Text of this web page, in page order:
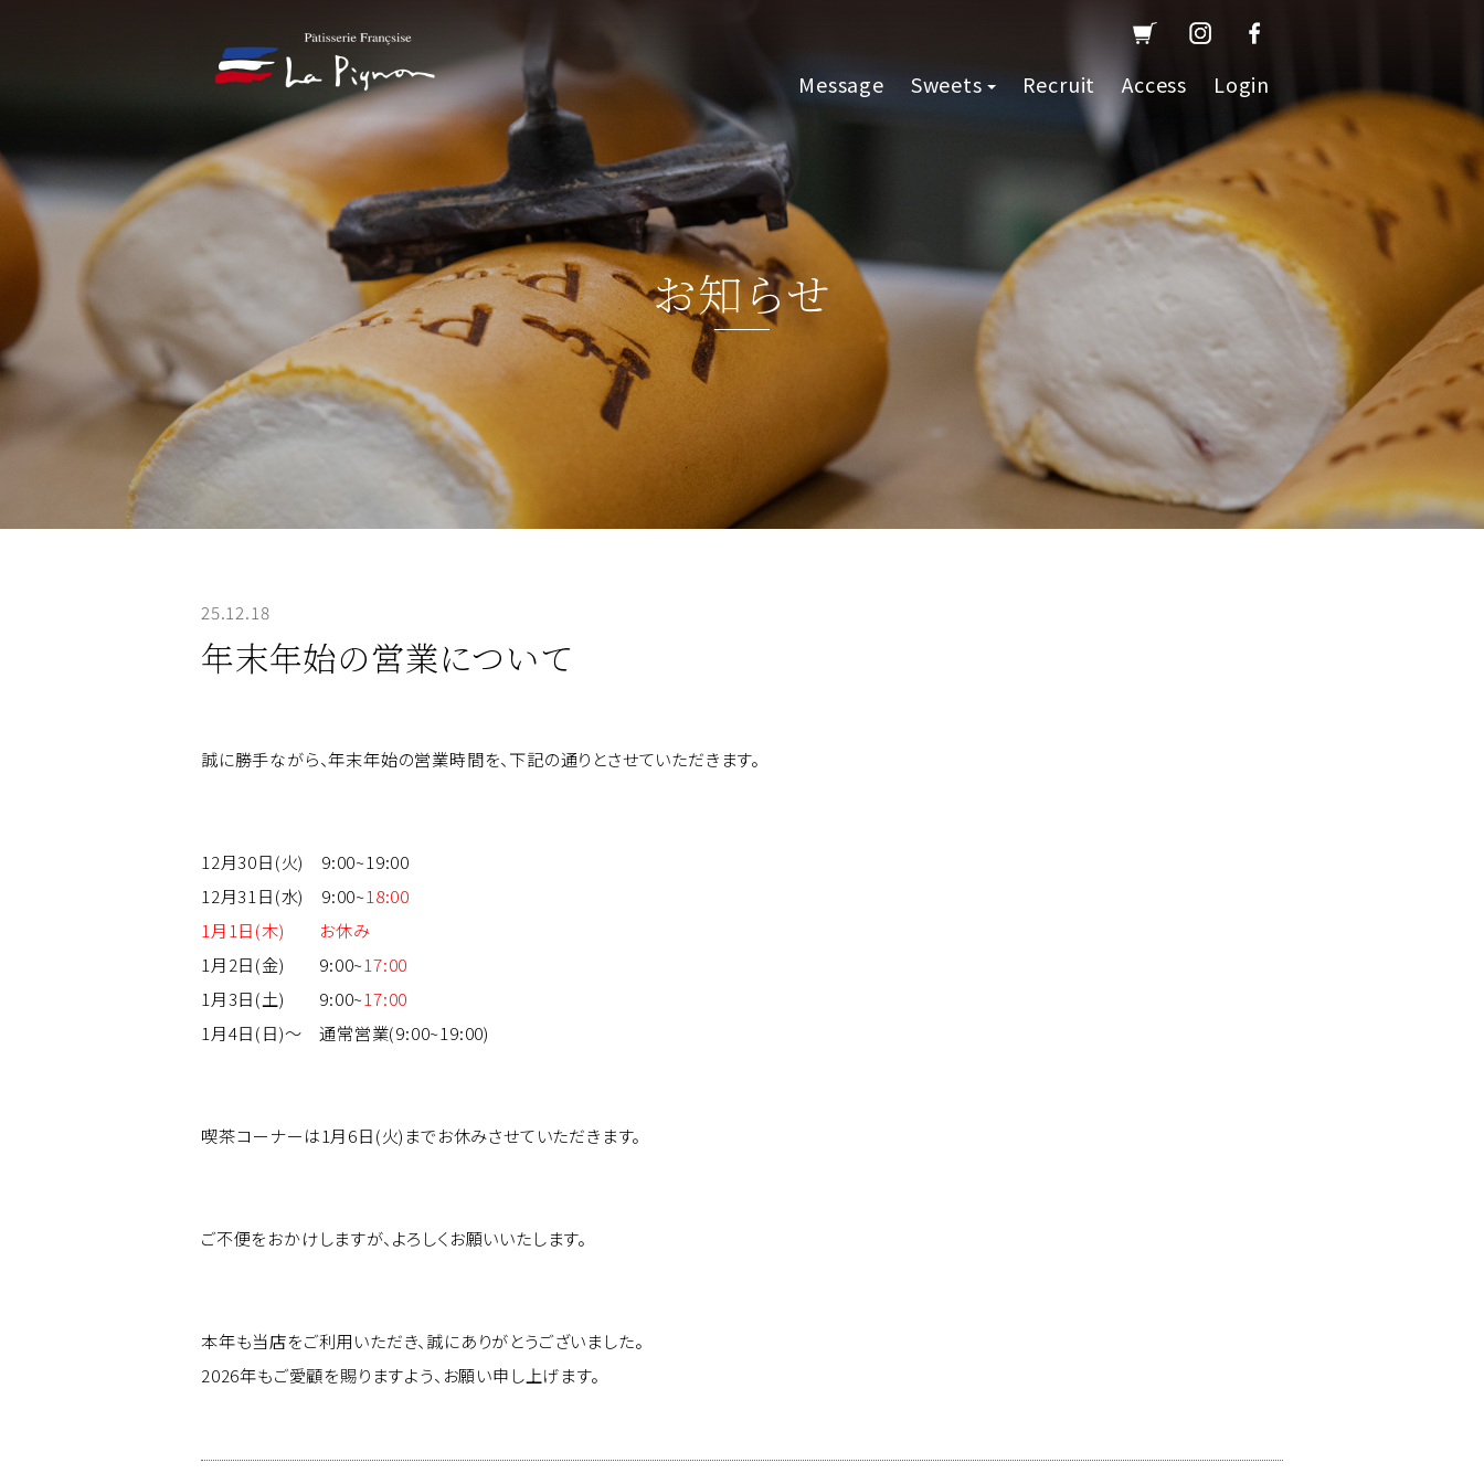
Message Sweets Recruit Access Login
お知らせ
25.12.18
年末年始の営業について
誠に勝手ながら、年末年始の営業時間を、下記の通りとさせていただきます。
12月30日(火) 9:00~19:00
12月31日(水) 9:00~18:00
1月1日(木) お休み
1月2日(金) 9:00~17:00
1月3日(土) 9:00~17:00
1月4日(日)～ 通常営業(9:00~19:00)
喫茶コーナーは1月6日(火)までお休みさせていただきます。
ご不便をおかけしますが、よろしくお願いいたします。
本年も当店をご利用いただき、誠にありがとうございました。
2026年もご愛顧を賜りますよう、お願い申し上げます。